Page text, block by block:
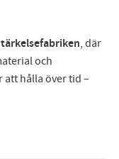
, där
och
att hålla över tid –